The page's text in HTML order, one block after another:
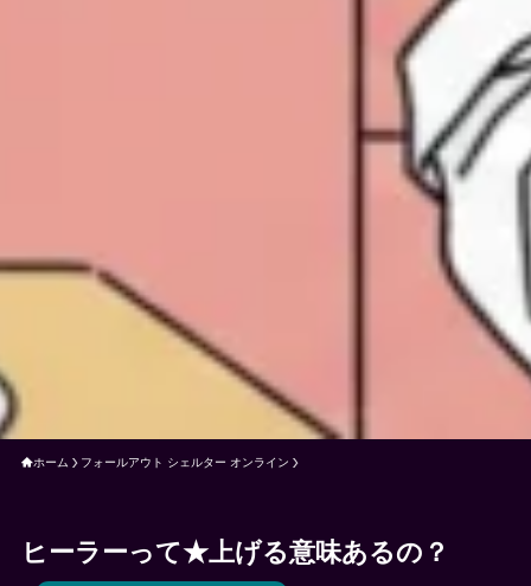
ホーム フォールアウト シェルター オンライン
ヒーラーって★上げる意味あるの？